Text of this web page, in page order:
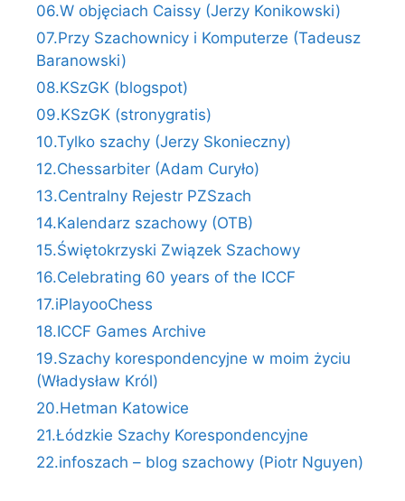
06.W objęciach Caissy (Jerzy Konikowski)
07.Przy Szachownicy i Komputerze (Tadeusz
Baranowski)
08.KSzGK (blogspot)
09.KSzGK (stronygratis)
10.Tylko szachy (Jerzy Skonieczny)
12.Chessarbiter (Adam Curyło)
13.Centralny Rejestr PZSzach
14.Kalendarz szachowy (OTB)
15.Świętokrzyski Związek Szachowy
16.Celebrating 60 years of the ICCF
17.iPlayooChess
18.ICCF Games Archive
19.Szachy korespondencyjne w moim życiu
(Władysław Król)
20.Hetman Katowice
21.Łódzkie Szachy Korespondencyjne
22.infoszach – blog szachowy (Piotr Nguyen)